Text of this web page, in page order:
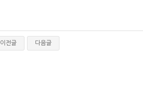
이전글 다음글